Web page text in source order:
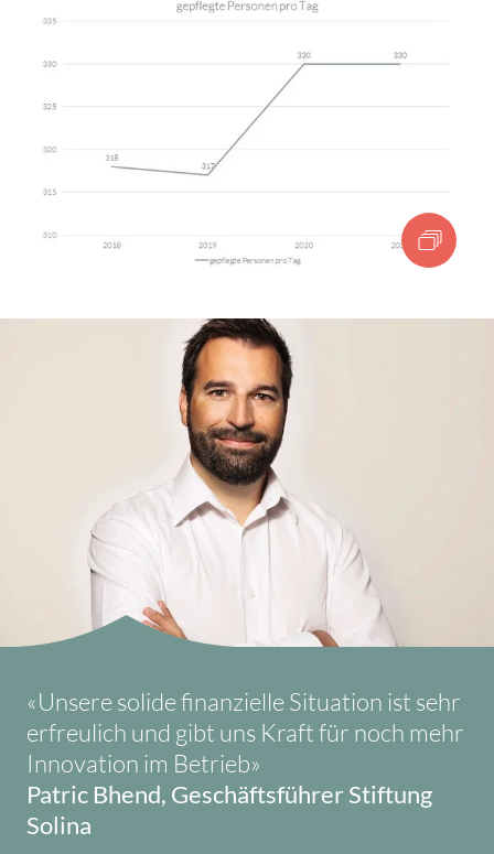
«Unsere solide finanzielle Situation ist sehr
erfreulich und gibt uns Kraft für noch mehr
Innovation im Betrieb»
Patric Bhend, Geschäftsführer Stiftung
Solina